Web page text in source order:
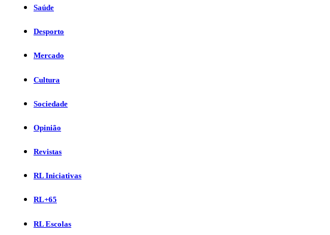
Saúde
Desporto
Mercado
Cultura
Sociedade
Opinião
Revistas
RL Iniciativas
RL+65
RL Escolas